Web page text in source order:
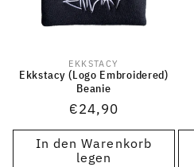
Anbieter:
EKKSTACY
Ekkstacy (Logo Embroidered)
Beanie
Normaler
Preis
€24,90
In den Warenkorb
legen